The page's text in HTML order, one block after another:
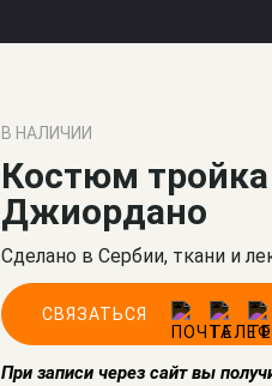
В НАЛИЧИИ
Костюм
Джиордано
Сделано в Сербии, ткани и
СВЯЗАТЬСЯ
При записи через сайт вы